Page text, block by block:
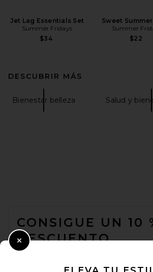
Jet Lag Essentials Set
Summer Fridays
$34
Sweet
Summer
$22
DESCUBRIR MÁS
Bienestar belleza Salud y
CONSIGUE UN 10
DESCUENTO
electrónico. Puede retirarse en cualquier
Close Modal